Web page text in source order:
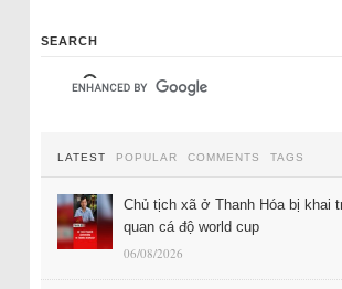
SEARCH
LATEST POPULAR COMMENTS TAGS
Chủ tịch xã ở Thanh Hóa bị khai
quan cá độ world cup
06/08/2026